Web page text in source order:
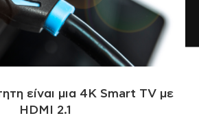
είναι μια 4Κ Smart TV με
HDMI 2.1